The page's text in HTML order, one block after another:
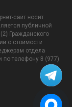
сайт носит
публичной
Гражданского
о стоимости
отдела
телефону 8 (977)